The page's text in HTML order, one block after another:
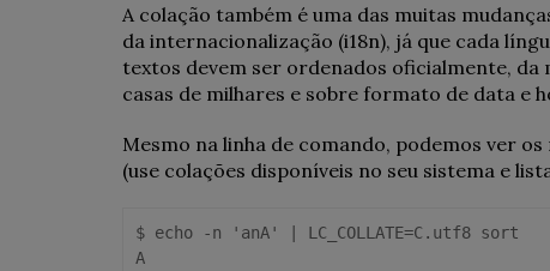
A colação também é uma das muitas
da internacionalização (i18n), já que cada
textos devem ser ordenados oficialmente,
casas de milhares e sobre formato de data e
Mesmo na linha de comando, podemos ver
(use colações disponíveis no seu sistema e
$ echo -n 'anA' | LC_COLLATE=C.utf8 sort
A